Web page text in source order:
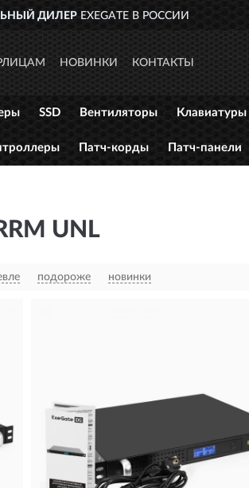
ДИЛЕРEXEGATE В РОССИИ
НОВИНКИ КОНТАКТЫ
SSD Вентиляторы Клавиатуры
Патч-корды Патч-панели
UNL
подороже новинки